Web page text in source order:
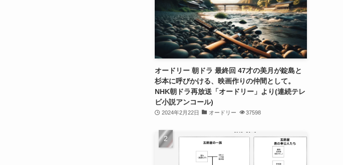
オードリー 朝ドラ 最終回 47才の美月が錠島と
杉本に呼びかける、映画作りの仲間として。
NHK朝ドラ再放送「オードリー」より(連続テレ
ビ小説アンコール)
2024年2月22日 オードリー 37598